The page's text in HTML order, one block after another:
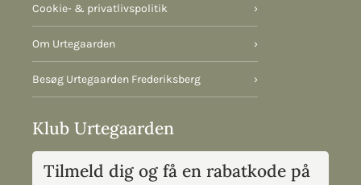
Cookie- & privatlivspolitik ›
Om Urtegaarden ›
Besøg Urtegaarden Frederiksberg ›
Klub Urtegaarden
Tilmeld dig og få en rabatkode på